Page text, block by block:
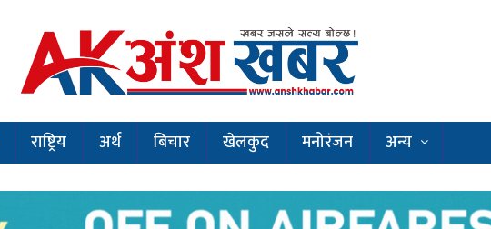
राष्ट्रिय अर्थ बिचार खेलकुद मनोरंजन अन्य